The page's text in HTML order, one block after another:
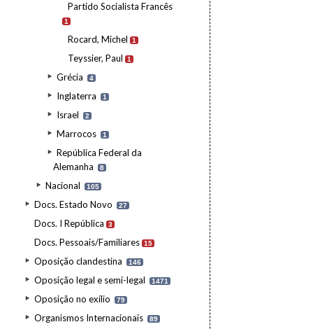
Partido Socialista Francês
1
Rocard, Michel 1
Teyssier, Paul 1
Grécia 4
Inglaterra 1
Israel 2
Marrocos 1
República Federal da
Alemanha
8
Nacional 105
Docs. Estado Novo 27
Docs. I República 3
Docs. Pessoais/Familiares 15
Oposição clandestina 146
Oposição legal e semi-legal 1471
Oposição no exílio 79
Organismos Internacionais 89